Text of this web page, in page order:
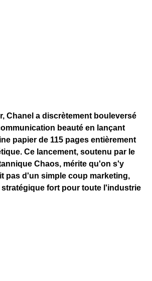
Chanel a discrètement bouleversé
beauté en lançant
papier de 115 pages entièrement
Ce lancement, soutenu par le
Chaos, mérite qu'on s'y
pas d'un simple coup marketing,
fort pour toute l'industrie